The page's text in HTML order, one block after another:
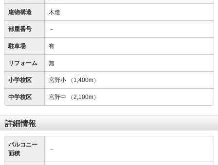
建物構造 木造
部屋番号 －
駐車場 有
リフォーム 無
小学校区 宮野小 （1,400m）
中学校区 宮野中 （2,100m）
詳細情報
バルコニー
面積
－